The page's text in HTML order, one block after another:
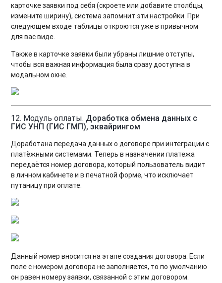
карточке заявки под себя (скроете или добавите столбцы,
измените ширину), система запомнит эти настройки. При
следующем входе таблицы откроются уже в привычном
для вас виде.
Также в карточке заявки были убраны лишние отступы,
чтобы вся важная информация была сразу доступна в
модальном окне.
12. Модуль оплаты. Доработка обмена данных с
ГИС УНП (ГИС ГМП), эквайрингом
Доработана передача данных о договоре при интеграции с
платёжными системами. Теперь в назначении платежа
передаётся номер договора, который пользователь видит
в личном кабинете и в печатной форме, что исключает
путаницу при оплате.
Данный номер вносится на этапе создания договора. Если
поле с номером договора не заполняется, то по умолчанию
он равен номеру заявки, связанной с этим договором.